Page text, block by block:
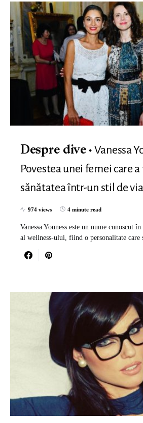
Despre dive
Vanessa
Povestea unei femei care
sănătatea într-un stil de
974 views 4 minute read
Vanessa Youness este un nume cunoscut
al wellness-ului, fiind o personalitate care